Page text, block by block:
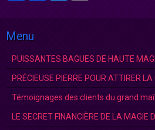
Menu
PUISSANTES BAGUES DE HAUTE
PRÉCIEUSE PIERRE POUR ATTIRER LA
Témoignages des clients du grand
LE SECRET FINANCIÈRE DE LA MAGIE